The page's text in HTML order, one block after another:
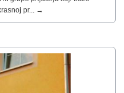
pr... →